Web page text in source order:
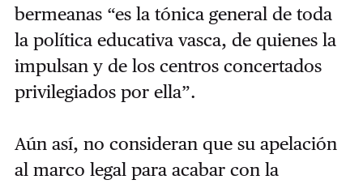
bermeanas “es la tónica general de toda
la política educativa vasca, de quienes la
impulsan y de los centros concertados
privilegiados por ella”.
Aún así, no consideran que su apelación
al marco legal para acabar con la